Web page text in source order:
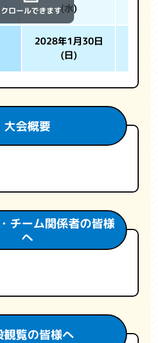
(水)
2028年1月30日
(日)
大会概要
チーム関係者の皆様
へ
観覧の皆様へ